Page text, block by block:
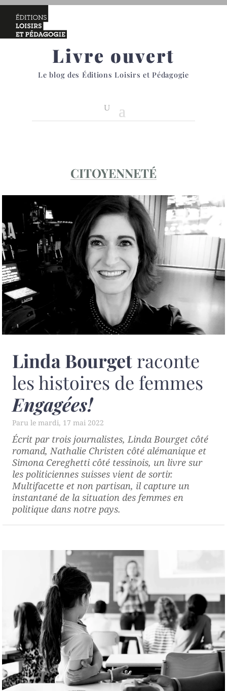
Livre ouvert
Le blog des Éditions Loisirs et Pédagogie
CITOYENNETÉ
Linda Bourget raconte
les histoires de femmes
Engagées!
mardi, 17 mai 2022
Écrit par trois journalistes, Linda Bourget côté
romand, Nathalie Christen côté alémanique et
Simona Cereghetti côté tessinois, un livre sur
les politiciennes suisses vient de sortir.
Multifacette et non partisan, il capture un
instantané de la situation des femmes en
politique dans notre pays.